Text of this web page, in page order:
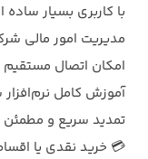
با کاربری بسیار ساده
مدیریت امور مالی
امکان اتصال مستقیم
آموزش کامل
تمدید سریع و
💳 خرید نقدی یا